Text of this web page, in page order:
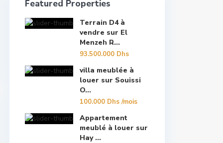
Featured Properties
Terrain D4 à
vendre sur El
Menzeh R...
93.500.000 Dhs
villa meublée à
louer sur Souissi
O...
100.000 Dhs/mois
Appartement
meublé à louer sur
Hay ...